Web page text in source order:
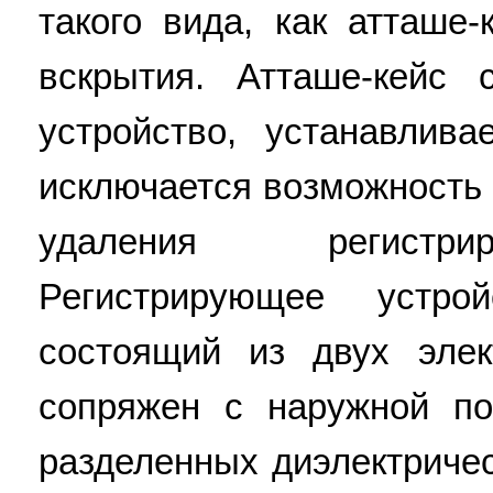
такого вида, как
вскрытия. Атташе-кейс
устройство,
исключается
удаления
Регистрирующее
состоящий из двух
сопряжен с наружной
разделенных